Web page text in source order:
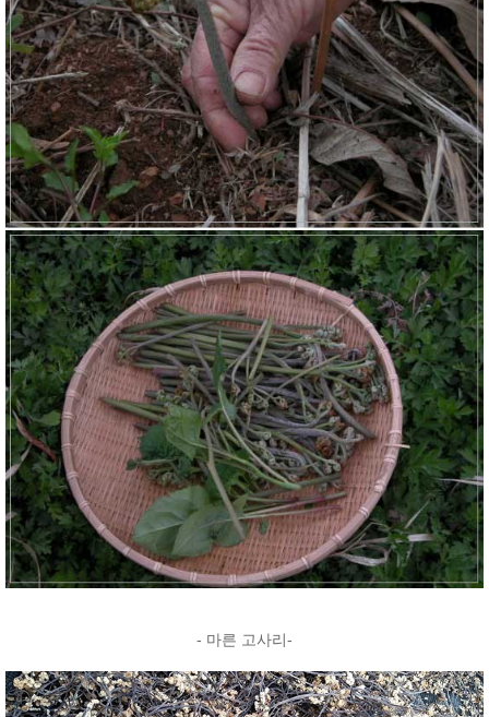
- 마른 고사리-